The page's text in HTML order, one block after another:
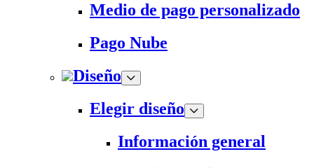
Medio de pago personalizado
Pago Nube
Diseño
Elegir diseño
Información general